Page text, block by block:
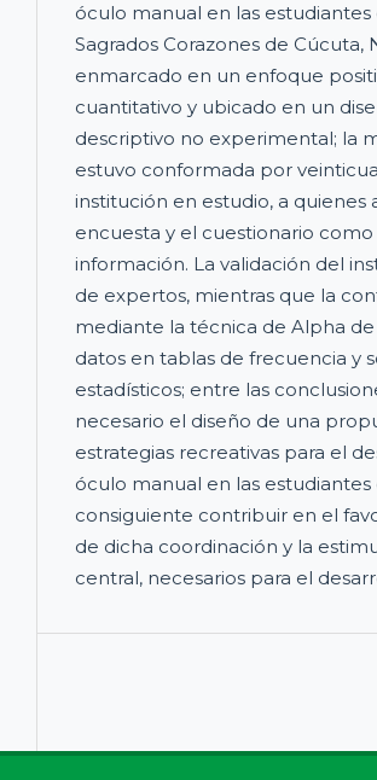
óculo manual en las
Sagrados Corazones de
enmarcado en un enfoque
cuantitativo y ubicado en un
descriptivo no experimental; la
estuvo conformada por
institución en estudio, a quienes
encuesta y el cuestionario
información. La validación del
de expertos, mientras que la
mediante la técnica de Alpha
datos en tablas de frecuencia y
estadísticos; entre las
necesario el diseño de una
estrategias recreativas para el
óculo manual en las
consiguiente contribuir en el
de dicha coordinación y la
central, necesarios para el